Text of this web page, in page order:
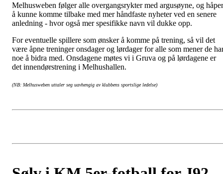
Melhusweben følger alle overgangsrykter med argusøyne, og håper
å kunne komme tilbake med mer håndfaste nyheter ved en senere
anledning - hvor også mer spesifikke navn vil dukke opp.
For eventuelle spillere som ønsker å komme på trening, så vil det
være åpne treninger onsdager og lørdager for alle som mener de
noe å bidra med. Onsdagene møtes vi i Gruva og på lørdagene er
det innendørstrening i Melhushallen.
(NB: Melhusweben uttaler seg uavhengig av klubbens sportslige ledelse)